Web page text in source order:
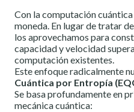
Con la computación
moneda. En lugar de tratar
los aprovechamos para
capacidad y velocidad
computación existentes.
Este enfoque radicalmente
Cuántica por Entropía
Se basa profundamente en
mecánica cuántica: